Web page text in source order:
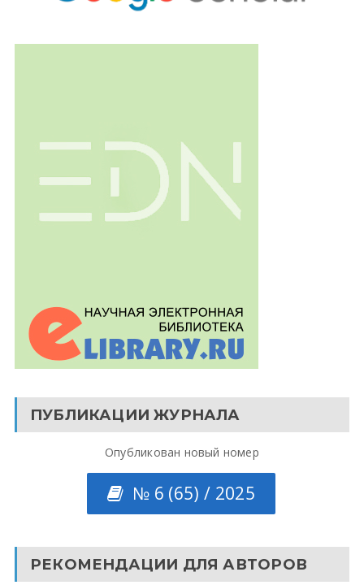
ПУБЛИКАЦИИ ЖУРНАЛА
Опубликован новый номер
№ 6 (65) / 2025
РЕКОМЕНДАЦИИ ДЛЯ АВТОРОВ